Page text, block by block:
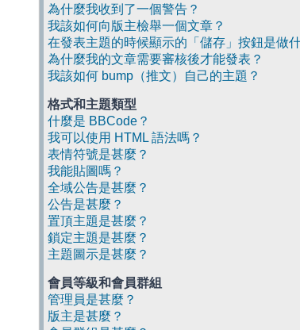
為什麼我收到了一個警告？
我該如何向版主檢舉一個文章？
在發表主題的時候顯示的「儲存」按鈕是做
為什麼我的文章需要審核後才能發表？
我該如何 bump（推文）自己的主題？
格式和主題類型
什麼是 BBCode？
我可以使用 HTML 語法嗎？
表情符號是甚麼？
我能貼圖嗎？
全域公告是甚麼？
公告是甚麼？
置頂主題是甚麼？
鎖定主題是甚麼？
主題圖示是甚麼？
會員等級和會員群組
管理員是甚麼？
版主是甚麼？